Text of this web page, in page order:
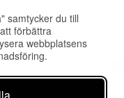
samtycker du till
förbättra
webbplatsens
cm.